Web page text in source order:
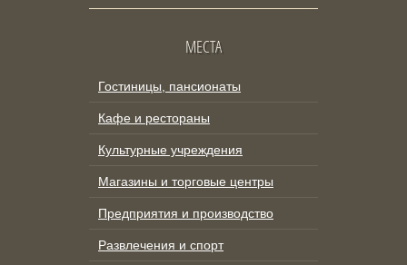
МЕСТА
Гостиницы, пансионаты
Кафе и рестораны
Культурные учреждения
Магазины и торговые центры
Предприятия и производство
Развлечения и спорт